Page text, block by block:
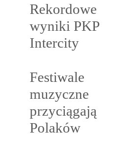
Rekordowe
wyniki PKP
Intercity
Festiwale
muzyczne
przyciągają
Polaków